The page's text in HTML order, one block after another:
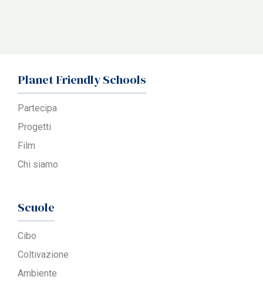
Planet Friendly Schools
Partecipa
Progetti
Film
Chi siamo
Scuole
Cibo
Coltivazione
Ambiente